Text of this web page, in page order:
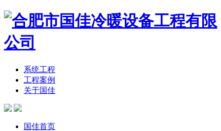
系统工程
工程案例
关于国佳
国佳首页